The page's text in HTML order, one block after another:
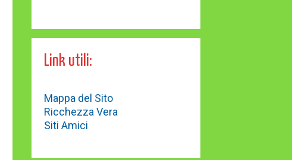
Link utili:
Mappa del Sito
Ricchezza Vera
Siti Amici